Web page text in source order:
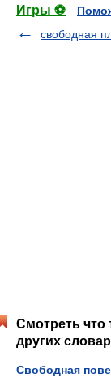
Игры ⚽
свободная
Смотреть что
других
Свободная